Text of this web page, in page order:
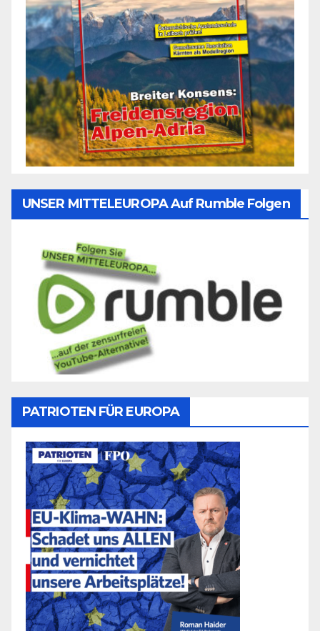
UNSER MITTELEUROPA Auf Rumble Folgen
PATRIOTEN FÜR EUROPA